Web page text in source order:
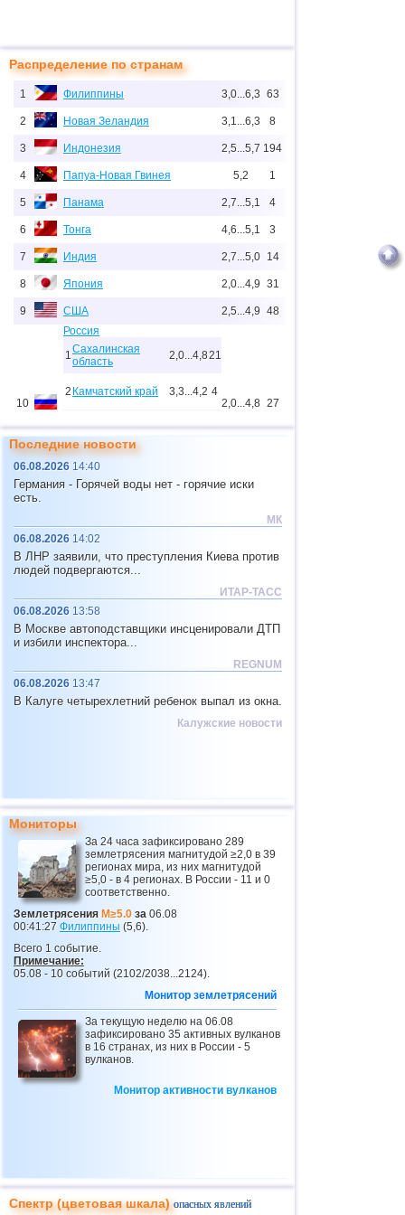
Распределение по странам
1 Филиппины 3,0...6,3 63
2 Новая Зеландия 3,1...6,3 8
3 Индонезия 2,5...5,7 194
4 Папуа-Новая Гвинея 5,2 1
5 Панама 2,7...5,1 4
6 Тонга 4,6...5,1 3
7 Индия 2,7...5,0 14
8 Япония 2,0...4,9 31
9 США 2,5...4,9 48
10
Россия
1Сахалинская
область
2,0...4,821
2 Камчатский край 3,3...4,2 4
3Бурятия
3,7 1
4 Чеченская
Республика
2,0...4,8 27
11
2
13
Юж. Джорджия и Сандвичевы
о.
14 Мексика
15 Гондурас
16 Китай 2,9...4,3 11
2,9...4,3 3
18 Колумбия
23 Перу
Коста-Рика 2,5...4,0 18
25 Таджикистан 4,0 1
26 Аргентина
27 Эквадор
28 о.Виргинии (США)
30 Греция 2,5...3,7 12
31 Турция 2,5...3,7 6
32 Норвегия
Пуэрто-Рико 2,5...3,5 4
37 Боливия 3,1...3,4
Последние новости
06.08.2026 14:40
Германия - Горячей воды нет - горячие иски
есть.
МК
06.08.2026 14:02
В ЛНР заявили, что преступления Киева против
людей подвергаются...
ИТАР-ТАСС
06.08.2026 13:58
В Москве автоподставщики инсценировали ДТП
и избили инспектора...
REGNUM
06.08.2026 13:47
В Калуге четырехлетний ребенок выпал из окна.
Калужские новости
Мониторы
За 24 часа зафиксировано 289
землетрясения магнитудой ≥2,0 в 39
регионах мира, из них магнитудой
≥5,0 - в 4 регионах. В России - 11 и 0
соответственно.
Землетрясения M≥5.0 за 06.08
00:41:27 Филиппины (5,6).
Всего 1 событие.
Примечание:
05.08 - 10 событий (2102/2038...2124).
Монитор землетрясений
За текущую неделю на 06.08
зафиксировано 35 активных вулканов
в 16 странах, из них в России - 5
вулканов.
Монитор активности вулканов
Спектр (цветовая шкала)опасных явлений